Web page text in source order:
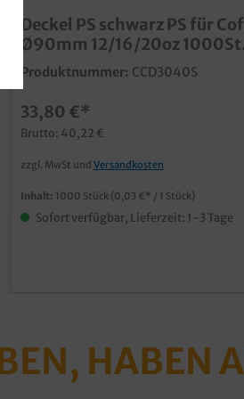
Deckel PS schwarz PS für
Ø90mm 12/16/20oz 1000St.
Produktnummer: CCD3040S
33,80 €*
Brutto: 40,22 €
zzgl. MwSt und Versandkosten
Inhalt: 1000 Stück (0,03 €* / 1 Stück)
Sofort verfügbar, Lieferzeit: 1-3 Tage
HABEN